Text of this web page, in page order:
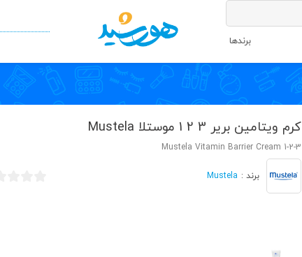
برندها
کرم ویتامین بریر 3 2 1 موستلا Mustela
Mustela Vitamin Barrier Cream 1-2-3
برند : Mustela